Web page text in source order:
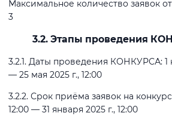
Максимальное количество заявок
3
3.2. Этапы проведения
3.2.1. Даты проведения КОНКУРСА: 1
— 25 мая 2025 г., 12:00
3.2.2. Срок приёма заявок на
12:00 — 31 января 2025 г., 12:00